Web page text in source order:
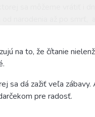
ktorej sa môžeme vrátiť
narodenia až po smrť,
na to, že čítanie
sa dá zažiť veľa
pre radosť.